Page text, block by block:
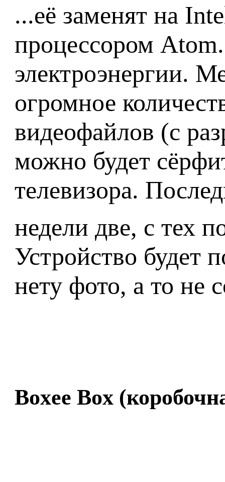
...её заменят на
процессором
электроэнергии.
огромное
видеофайлов (с
можно будет
телевизора.
недели две, с тех
Устройство будет
нету фото, а то не
Boxee Box